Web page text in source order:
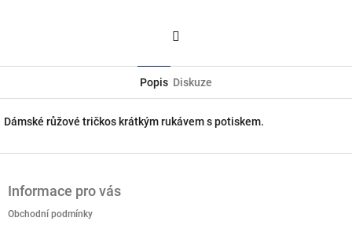
Popis Diskuze
Dámské růžové tričkos krátkým rukávem s potiskem.
Informace pro vás
Obchodní podmínky